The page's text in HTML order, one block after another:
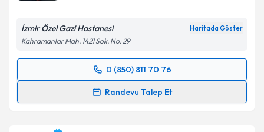
İzmir Özel Gazi Hastanesi Haritada Göster
Kahramanlar Mah. 1421 Sok. No: 29
0 (850) 811 70 76
Randevu Talep Et
Randevu Takvimi Talebi